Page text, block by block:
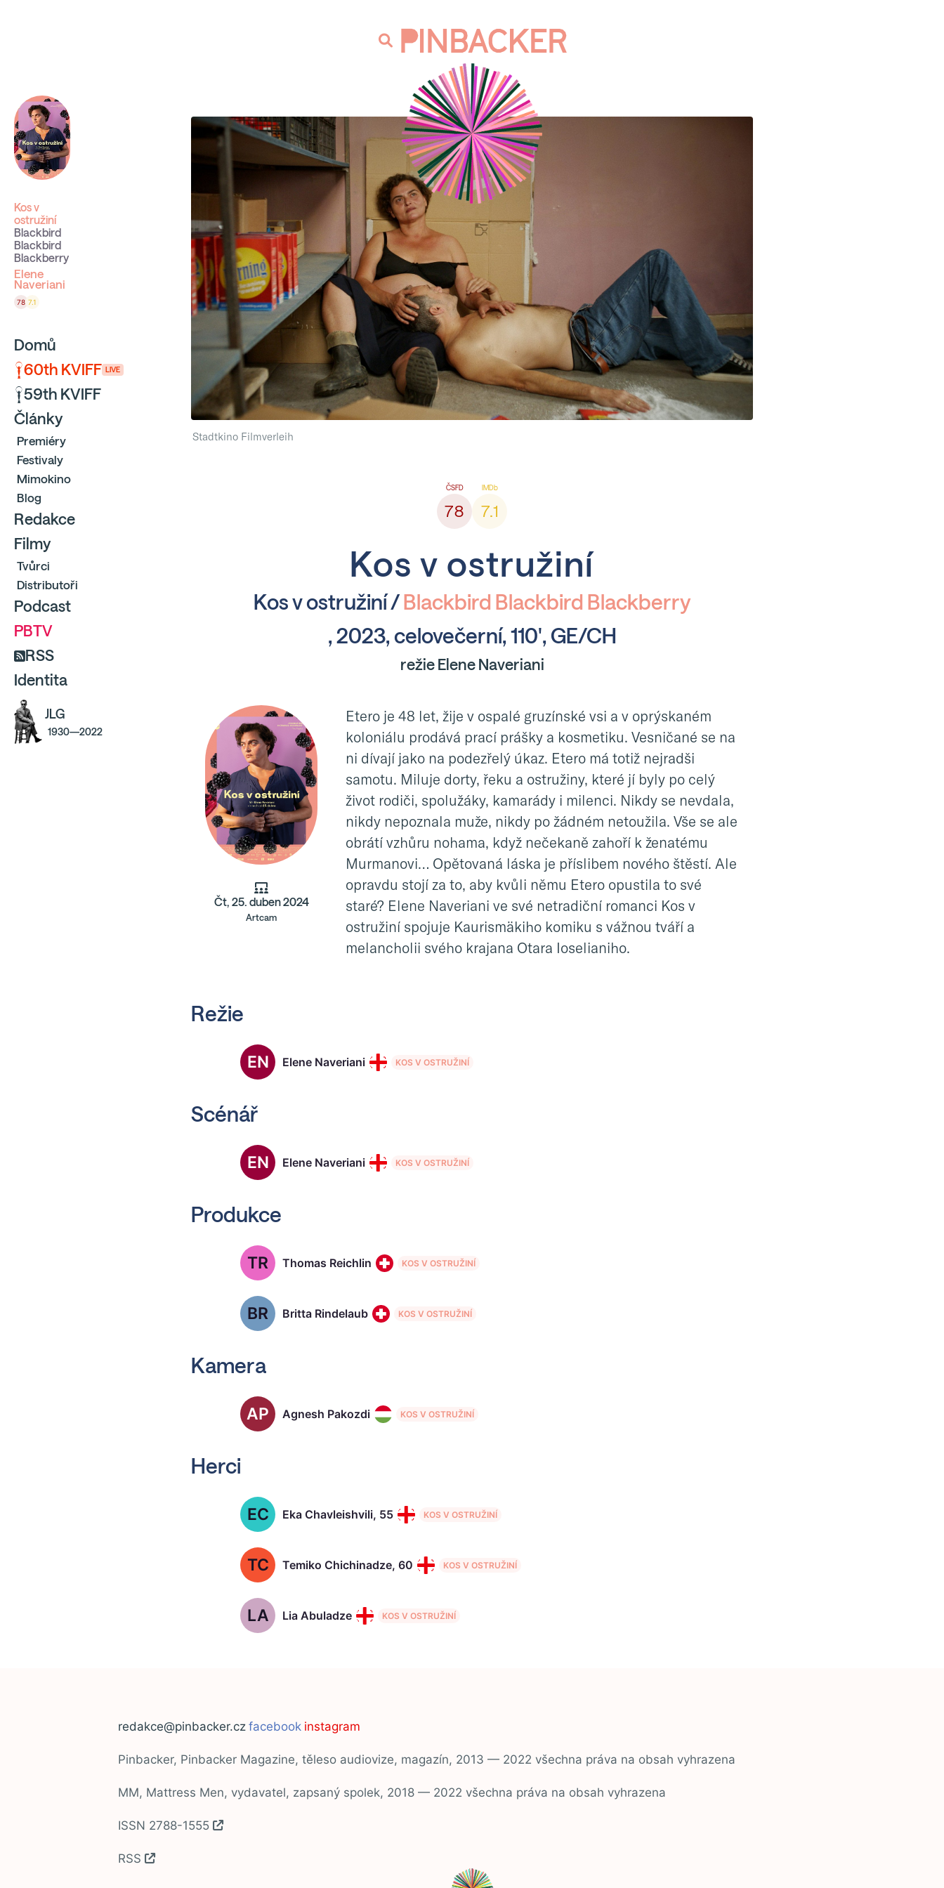
PINBACKER
Kos v
ostružiní
Blackbird
Blackbird
Blackberry
Elene
Naveriani
78 7.1
Domů
60th KVIFF LIVE
59th KVIFF
Články
Premiéry
Festivaly
Mimokino
Blog
Redakce
Filmy
Tvůrci
Distributoři
Podcast
PBTV
RSS
Identita
JLG
1930—2022
Stadtkino Filmverleih
78 7.1
Kos v ostružiní
Kos v ostružiní /Blackbird Blackbird Blackberry
, 2023, celovečerní, 110', GE/CH
režie Elene Naveriani
Čt, 25. duben 2024
Artcam
Etero je 48 let, žije v ospalé gruzínské vsi a v oprýskaném
koloniálu prodává prací prášky a kosmetiku. Vesničané se na
ni dívají jako na podezřelý úkaz. Etero má totiž nejradši
samotu. Miluje dorty, řeku a ostružiny, které jí byly po celý
život rodiči, spolužáky, kamarády i milenci. Nikdy se nevdala,
nikdy nepoznala muže, nikdy po žádném netoužila. Vše se ale
obrátí vzhůru nohama, když nečekaně zahoří k ženatému
Murmanovi… Opětovaná láska je příslibem nového štěstí. Ale
opravdu stojí za to, aby kvůli němu Etero opustila to své
staré? Elene Naveriani ve své netradiční romanci Kos v
ostružiní spojuje Kaurismäkiho komiku s vážnou tváří a
melancholii svého krajana Otara Ioselianiho.
Režie
EN Elene Naveriani KOS V OSTRUŽINÍ
Scénář
EN Elene Naveriani KOS V OSTRUŽINÍ
Produkce
TR Thomas Reichlin KOS V OSTRUŽINÍ
BR Britta Rindelaub KOS V OSTRUŽINÍ
Kamera
AP Agnesh Pakozdi KOS V OSTRUŽINÍ
Herci
EC Eka Chavleishvili, 55 KOS V OSTRUŽINÍ
TC Temiko Chichinadze, 60 KOS V OSTRUŽINÍ
LA Lia Abuladze KOS V OSTRUŽINÍ
redakce@pinbacker.cz facebook instagram
Pinbacker, Pinbacker Magazine, těleso audiovize, magazín, 2013 — 2022 všechna práva na obsah vyhrazena
MM, Mattress Men, vydavatel, zapsaný spolek, 2018 — 2022 všechna práva na obsah vyhrazena
ISSN 2788-1555
RSS